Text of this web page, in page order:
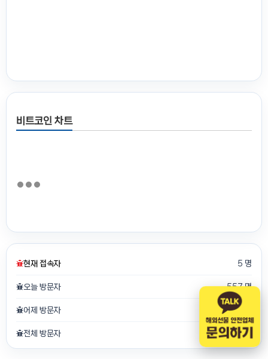
비트코인 차트
현재 접속자 5 명
오늘 방문자 557 명
어제 방문자 818 명
전체 방문자 711,450 명